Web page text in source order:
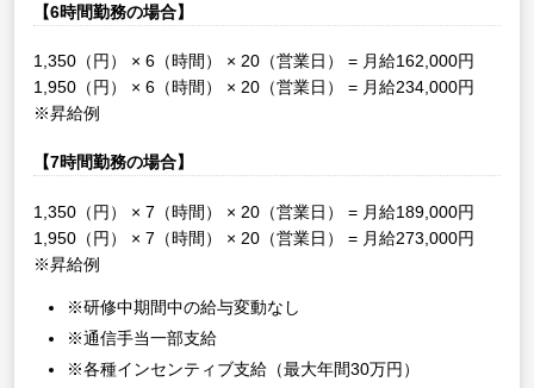
【6時間勤務の場合】
1,350（円） × 6（時間） × 20（営業日） = 月給162,000円
1,950（円） × 6（時間） × 20（営業日） = 月給234,000円
※昇給例
【7時間勤務の場合】
1,350（円） × 7（時間） × 20（営業日） = 月給189,000円
1,950（円） × 7（時間） × 20（営業日） = 月給273,000円
※昇給例
※研修中期間中の給与変動なし
※通信手当一部支給
※各種インセンティブ支給（最大年間30万円）